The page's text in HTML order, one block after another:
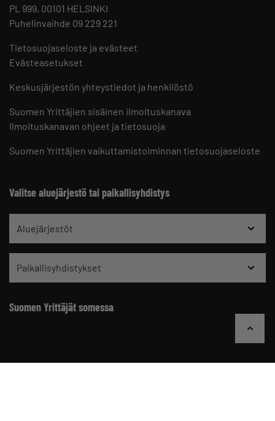
PL 999, 00101 HELSINKI
Puhelinvaihde 09 229 221
Tietosuojaseloste ja evästeet
Evästeasetukset
Keskusjärjestön yhteystiedot ja henkilöstö
Suomen Yrittäjien sisäinen ilmoituskanava
Ilmoituskanavan ohjeet ja tietosuoja
Suomen Yrittäjien vaikuttamistoiminnan tietosuojaseloste
Valitse aluejärjestö tai paikallisyhdistys
Aluejärjestöt
Paikallisyhdistykset
Suomen Yrittäjät somessa